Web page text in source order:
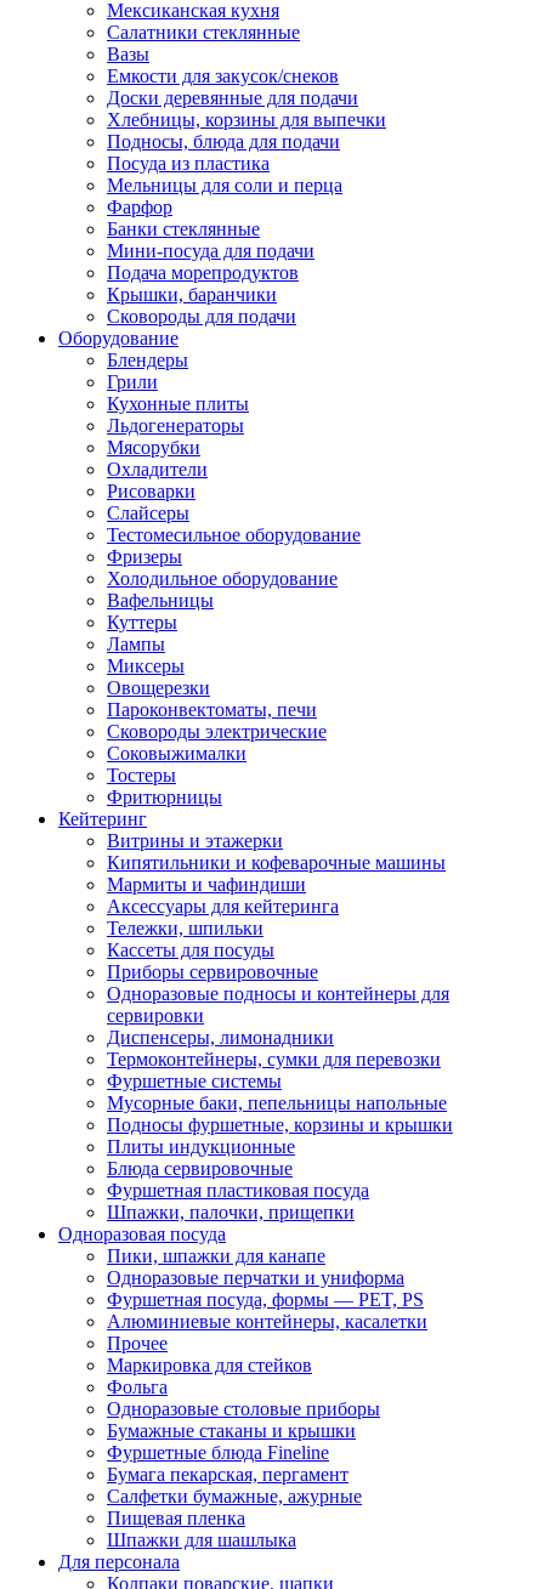
Мексиканская кухня
Салатники стеклянные
Вазы
Емкости для закусок/снеков
Доски деревянные для подачи
Хлебницы, корзины для выпечки
Подносы, блюда для подачи
Посуда из пластика
Мельницы для соли и перца
Фарфор
Банки стеклянные
Мини-посуда для подачи
Подача морепродуктов
Крышки, баранчики
Сковороды для подачи
Оборудование
Блендеры
Грили
Кухонные плиты
Льдогенераторы
Мясорубки
Охладители
Рисоварки
Слайсеры
Тестомесильное оборудование
Фризеры
Холодильное оборудование
Вафельницы
Куттеры
Лампы
Миксеры
Овощерезки
Пароконвектоматы, печи
Сковороды электрические
Соковыжималки
Тостеры
Фритюрницы
Кейтеринг
Витрины и этажерки
Кипятильники и кофеварочные машины
Мармиты и чафиндиши
Аксессуары для кейтеринга
Тележки, шпильки
Кассеты для посуды
Приборы сервировочные
Одноразовые подносы и контейнеры для
сервировки
Диспенсеры, лимонадники
Термоконтейнеры, сумки для перевозки
Фуршетные системы
Мусорные баки, пепельницы напольные
Подносы фуршетные, корзины и крышки
Плиты индукционные
Блюда сервировочные
Фуршетная пластиковая посуда
Шпажки, палочки, прищепки
Одноразовая посуда
Пики, шпажки для канапе
Одноразовые перчатки и униформа
Фуршетная посуда, формы — PET, PS
Алюминиевые контейнеры, касалетки
Прочее
Маркировка для стейков
Фольга
Одноразовые столовые приборы
Бумажные стаканы и крышки
Фуршетные блюда Fineline
Бумага пекарская, пергамент
Салфетки бумажные, ажурные
Пищевая пленка
Шпажки для шашлыка
Для персонала
Колпаки поварские, шапки